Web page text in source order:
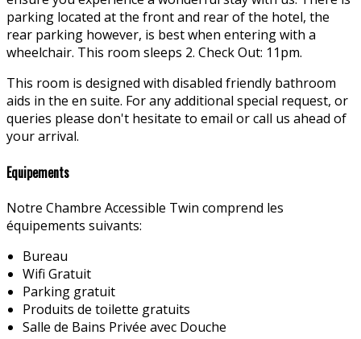
parking located at the front and rear of the hotel, the
rear parking however, is best when entering with a
wheelchair. This room sleeps 2. Check Out: 11pm.
This room is designed with disabled friendly bathroom
aids in the en suite. For any additional special request, or
queries please don't hesitate to email or call us ahead of
your arrival.
Equipements
Notre Chambre Accessible Twin comprend les
équipements suivants:
Bureau
Wifi Gratuit
Parking gratuit
Produits de toilette gratuits
Salle de Bains Privée avec Douche